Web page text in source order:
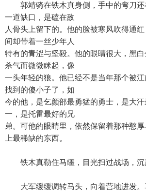
郭靖骑在铁木真身侧，手中的弯刀还
一道缺口，是磕在敌
人骨头上留下的。他的脸被寒风吹得通
间却带着一丝少年人
特有的青涩与坚毅。他的眼睛很大，黑
杀气而微微眯起，像
一头年轻的狼。他已经不是当年那个被
找到的傻小子了，如
今的他，是乞颜部最勇猛的勇士，是大
一，是托雷最好的兄
弟。可他的眼睛里，依然保留着那种憨
上最稀缺的东西。
铁木真勒住马缰，目光扫过战场，沉
大军缓缓调转马头，向着营地进发。